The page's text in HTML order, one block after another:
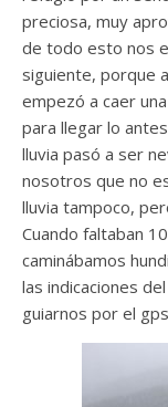
preciosa, muy
de todo esto nos
siguiente, porque
empezó a caer
para llegar lo
lluvia pasó a ser
nosotros que no
lluvia tampoco,
Cuando faltaban
caminábamos
las indicaciones
guiarnos por el